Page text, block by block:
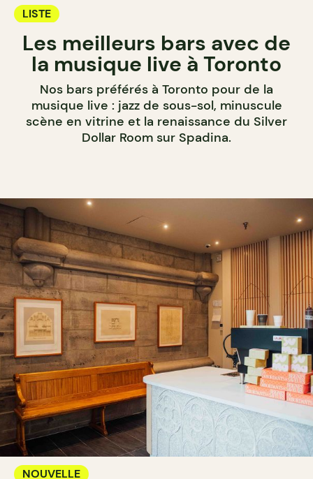
LISTE
Les meilleurs bars avec de
la musique live à Toronto
Nos bars préférés à Toronto pour de la
musique live : jazz de sous-sol, minuscule
scène en vitrine et la renaissance du Silver
Dollar Room sur Spadina.
NOUVELLE